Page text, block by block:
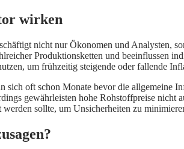
wirken
nicht nur Ökonomen und Analysten,
Produktionsketten und beeinflussen
um frühzeitig steigende oder fallende
oft schon Monate bevor die allgemeine
gewährleisten hohe Rohstoffpreise nicht
sollte, um Unsicherheiten zu